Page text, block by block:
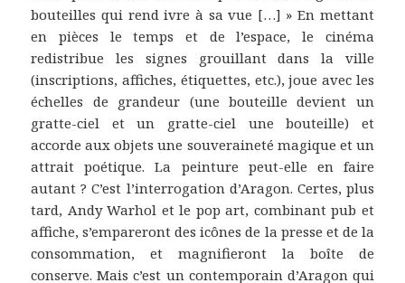
bouteilles qui rend ivre à sa vue […] » En mettant
en pièces le temps et de l’espace, le cinéma
redistribue les signes grouillant dans la ville
(inscriptions, affiches, étiquettes, etc.), joue avec les
échelles de grandeur (une bouteille devient un
gratte-ciel et un gratte-ciel une bouteille) et
accorde aux objets une souveraineté magique et un
attrait poétique. La peinture peut-elle en faire
autant ? C’est l’interrogation d’Aragon. Certes, plus
tard, Andy Warhol et le pop art, combinant pub et
affiche, s’empareront des icônes de la presse et de la
consommation, et magnifieront la boîte de
conserve. Mais c’est un contemporain d’Aragon qui